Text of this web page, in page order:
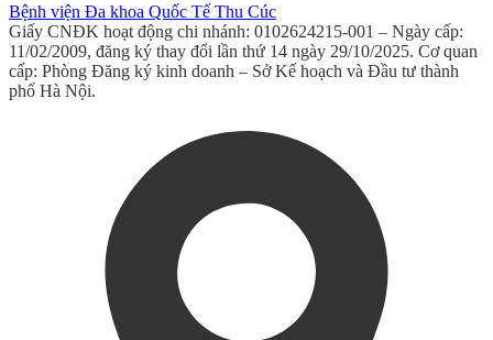
Bệnh viện Đa khoa Quốc Tế Thu Cúc
Giấy CNĐK hoạt động chi nhánh: 0102624215-001 – Ngày cấp:
11/02/2009, đăng ký thay đổi lần thứ 14 ngày 29/10/2025. Cơ quan
cấp: Phòng Đăng ký kinh doanh – Sở Kế hoạch và Đầu tư thành
phố Hà Nội.